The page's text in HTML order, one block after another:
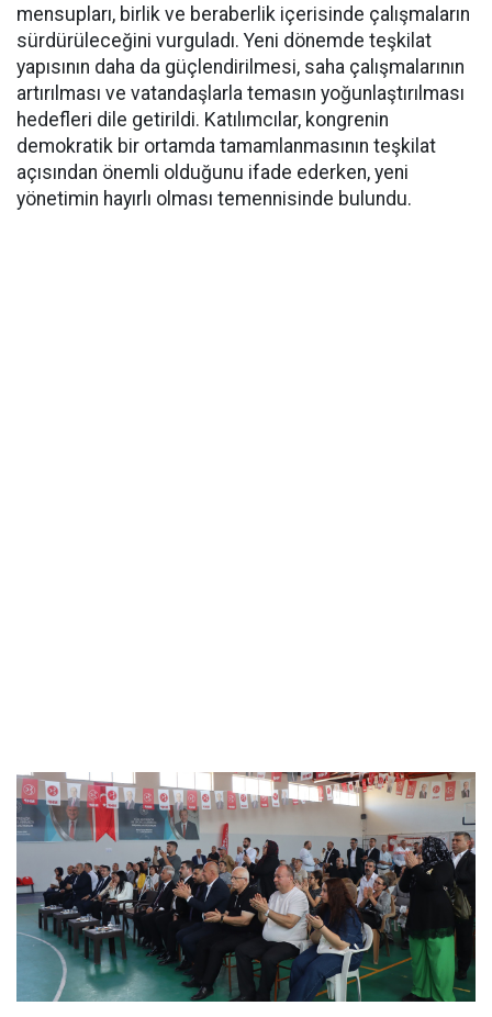
mensupları, birlik ve beraberlik içerisinde çalışmaların
sürdürüleceğini vurguladı. Yeni dönemde teşkilat
yapısının daha da güçlendirilmesi, saha çalışmalarının
artırılması ve vatandaşlarla temasın yoğunlaştırılması
hedefleri dile getirildi. Katılımcılar, kongrenin
demokratik bir ortamda tamamlanmasının teşkilat
açısından önemli olduğunu ifade ederken, yeni
yönetimin hayırlı olması temennisinde bulundu.